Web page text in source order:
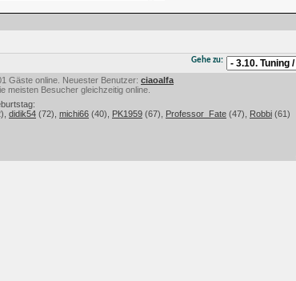
Gehe zu:
Gäste online. Neuester Benutzer: ciaoalfa
meisten Besucher gleichzeitig online.
didik54 (72), michi66 (40), PK1959 (67), Professor_Fate (47), Robbi (61)